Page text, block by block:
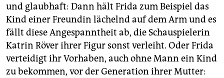
und glaubhaft: Dann hält Frida zum Beispiel das
Kind einer Freundin lächelnd auf dem Arm und es
fällt diese Angespanntheit ab, die Schauspielerin
Katrin Röver ihrer Figur sonst verleiht. Oder Frida
verteidigt ihr Vorhaben, auch ohne Mann ein Kind
zu bekommen, vor der Generation ihrer Mutter: